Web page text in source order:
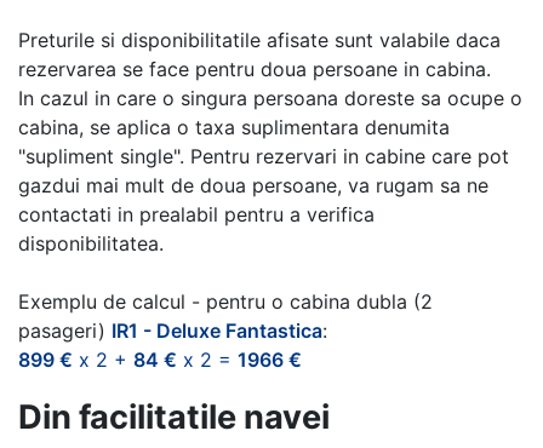
Preturile si disponibilitatile afisate sunt valabile daca
rezervarea se face pentru doua persoane in cabina.
In cazul in care o singura persoana doreste sa ocupe o
cabina, se aplica o taxa suplimentara denumita
"supliment single". Pentru rezervari in cabine care pot
gazdui mai mult de doua persoane, va rugam sa ne
contactati in prealabil pentru a verifica
disponibilitatea.
Exemplu de calcul - pentru o cabina dubla (2
pasageri) IR1 - Deluxe Fantastica:
899 € x 2 + 84 € x 2 = 1966 €
Din facilitatile navei